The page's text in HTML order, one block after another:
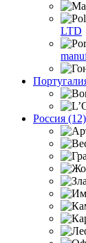
LTD
Россия (12)